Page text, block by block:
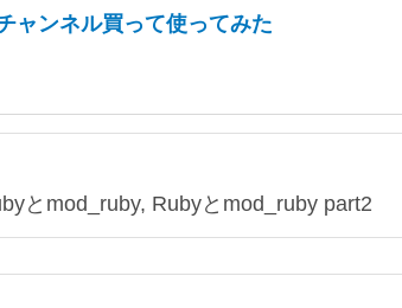
ンネル買って使ってみた
とmod_ruby, Rubyとmod_ruby part2